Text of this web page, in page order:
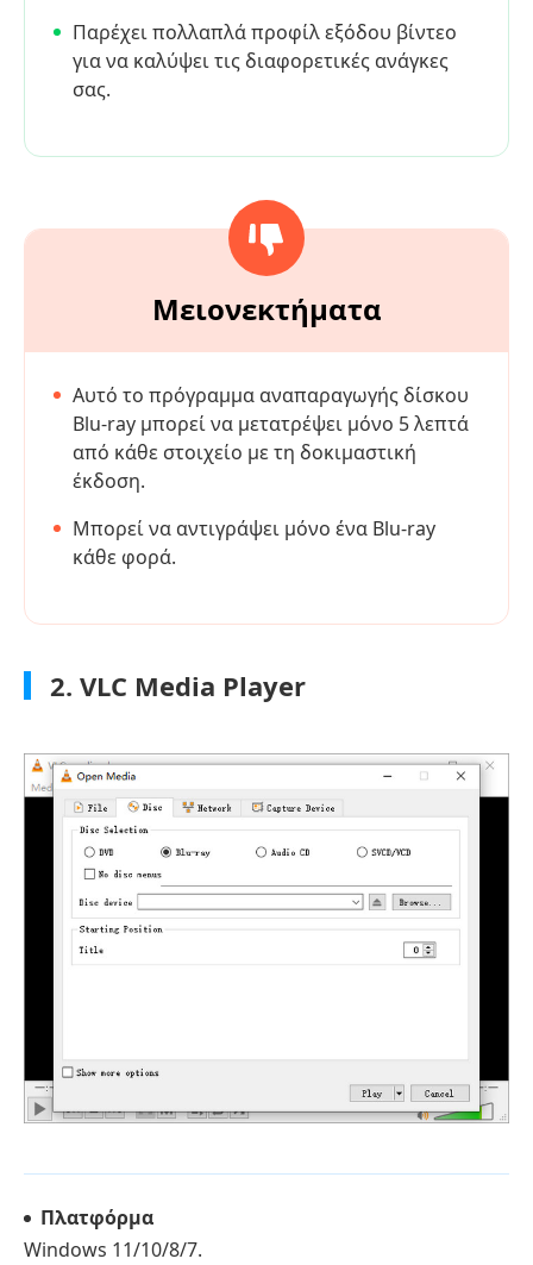
Παρέχει πολλαπλά προφίλ εξόδου βίντεο
για να καλύψει τις διαφορετικές ανάγκες
σας.
Μειονεκτήματα
Αυτό το πρόγραμμα αναπαραγωγής δίσκου
Blu-ray μπορεί να μετατρέψει μόνο 5 λεπτά
από κάθε στοιχείο με τη δοκιμαστική
έκδοση.
Μπορεί να αντιγράψει μόνο ένα Blu-ray
κάθε φορά.
2. VLC Media Player
Πλατφόρμα
Windows 11/10/8/7.